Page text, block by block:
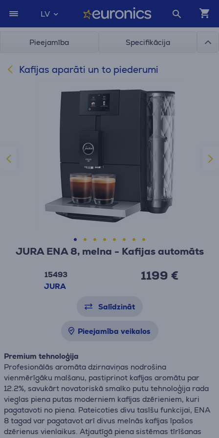
LV
Pieejamība Specifikācija
Kafijas aparāti un to piederumi
JURA ENA 8, melna - Kafijas automāts
15493
JURA
1199 €
Salīdzināt
Pieejamība veikalos
Premium tehnoloģija
Profesionālās aromāta dzirnaviņas nodrošina
vienmērīgāku malšanu, pastiprinot kafijas aromātu par
12.2%, savukārt novatoriskā smalko putu tehnoloģija rada
vieglas piena putas moderniem kafijas dzērieniem, kuri
pagatavoti no piena. Pateicoties divu tasīšu funkcijai, ENA
8 tagad var pagatavot arī divus melnās kafijas īpašos
dzērienus vienlaikus. Atjautīgā piena sistēmas tīrīšanas